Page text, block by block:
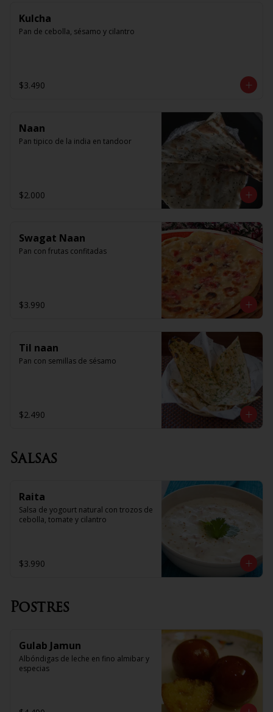
Kulcha
Pan de cebolla, sésamo y cilantro
$3.490
Naan
Pan tipico de la india en tandoor
$2.000
Swagat Naan
Pan con frutas confitadas
$3.990
Til naan
Pan con semillas de sésamo
$2.490
Salsas
Raita
Salsa de yogourt natural con trozos de
cebolla, tomate y cilantro
$3.990
Postres
Gulab Jamun
Albóndigas de leche en fino almibar y
especias